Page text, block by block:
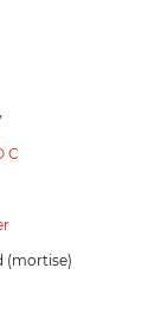
C
(mortise)